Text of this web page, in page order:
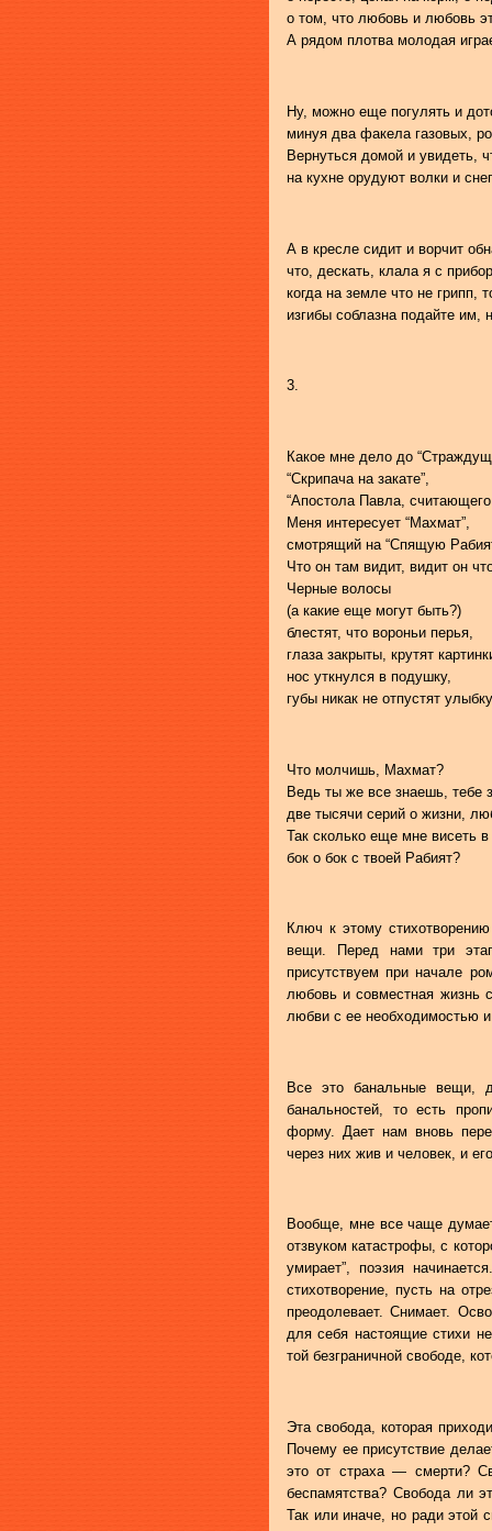
о том, что любовь и любовь
А рядом плотва молодая
Ну, можно еще погулять и
минуя два факела газовых,
Вернуться домой и увидеть,
на кухне орудуют волки и
А в кресле сидит и ворчит
что, дескать, клала я с
когда на земле что не грипп,
изгибы соблазна подайте им,
3.
Какое мне дело до
“Скрипача на закате”,
“Апостола Павла,
Меня интересует “Махмат”,
смотрящий на “Спящую
Что он там видит, видит он
Черные волосы
(а какие еще могут быть?)
блестят, что вороньи перья,
глаза закрыты, крутят
нос уткнулся в подушку,
губы никак не отпустят
Что молчишь, Махмат?
Ведь ты же все знаешь, тебе
две тысячи серий о жизни,
Так сколько еще мне висеть в
бок о бок с твоей Рабият?
Ключ к этому
вещи. Перед нами три
присутствуем при начале
любовь и совместная жизнь
любви с ее необходимостью
Все это банальные вещи,
банальностей, то есть
форму. Дает нам вновь
через них жив и человек, и
Вообще, мне все чаще
отзвуком катастрофы, с
умирает”, поэзия
стихотворение, пусть на
преодолевает. Снимает.
для себя настоящие стихи
той безграничной свободе,
Эта свобода, которая
Почему ее присутствие
это от страха — смерти?
беспамятства? Свобода ли
Так или иначе, но ради этой